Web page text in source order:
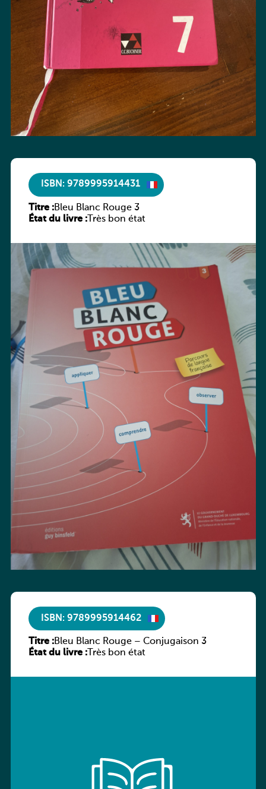
ISBN: 9789995914431
Titre :Bleu Blanc Rouge 3
État du livre :Très bon état
ISBN: 9789995914462
Titre :Bleu Blanc Rouge – Conjugaison 3
État du livre :Très bon état